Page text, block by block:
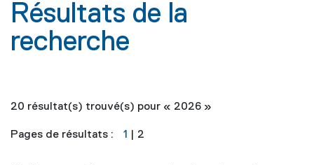
Résultats de la
recherche
20 résultat(s) trouvé(s) pour « 2026 »
Pages de résultats : 1 2